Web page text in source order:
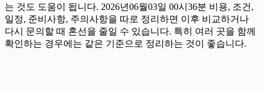
는 것도 도움이 됩니다. 2026년06월03일 00시36분 비용, 조건,
일정, 준비사항, 주의사항을 따로 정리하면 이후 비교하거나
다시 문의할 때 혼선을 줄일 수 있습니다. 특히 여러 곳을 함께
확인하는 경우에는 같은 기준으로 정리하는 것이 좋습니다.